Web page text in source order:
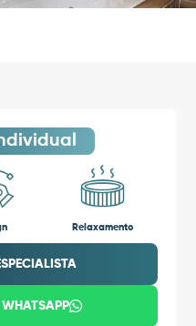
Relaxamento